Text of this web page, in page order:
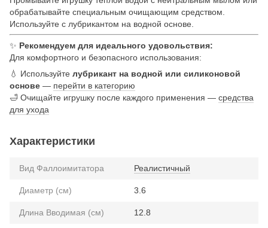
обрабатывайте специальным очищающим средством.
Используйте с лубрикантом на водной основе.
✨ Рекомендуем для идеального удовольствия:
Для комфортного и безопасного использования:
💧 Используйте лубрикант на водной или силиконовой
основе — перейти в категорию
🛁 Очищайте игрушку после каждого применения — средства
для ухода
Характеристики
Вид Фаллоимитатора Реалистичный
Диаметр (см) 3.6
Длина Вводимая (см) 12.8